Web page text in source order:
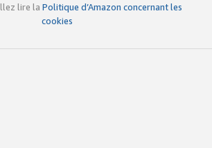
lire la Politique d’Amazon concernant les
cookies